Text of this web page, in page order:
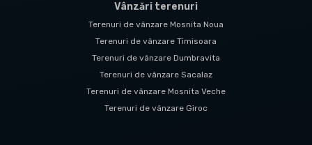
Vânzări terenuri
Terenuri de vânzare Mosnita Noua
Terenuri de vânzare Timisoara
Terenuri de vânzare Dumbravita
Terenuri de vânzare Sacalaz
Terenuri de vânzare Mosnita Veche
Terenuri de vânzare Giroc